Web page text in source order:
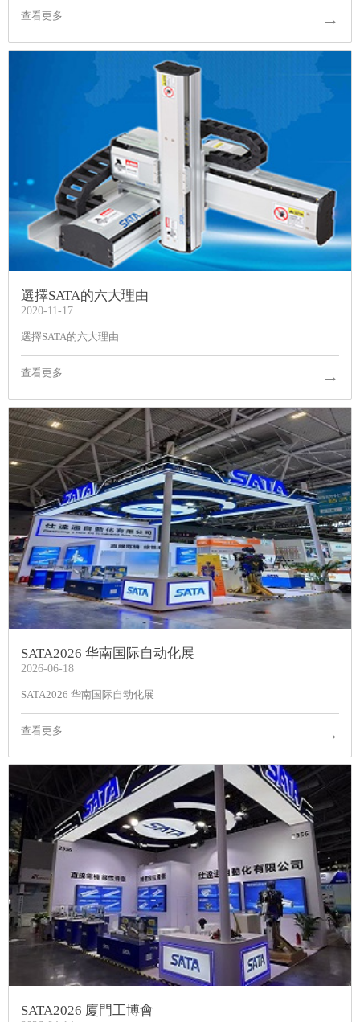
查看更多 →
選擇SATA的六大理由
2020-11-17
選擇SATA的六大理由
查看更多 →
SATA2026 华南国际自动化展
2026-06-18
SATA2026 华南国际自动化展
查看更多 →
SATA2026 廈門工博會